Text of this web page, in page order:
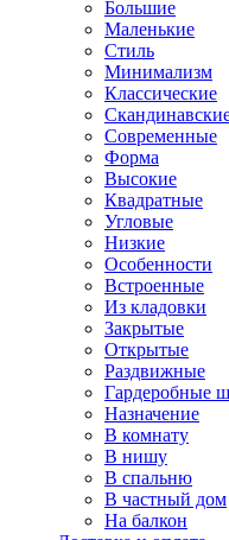
Большие
Маленькие
Стиль
Минимализм
Классические
Современные
Форма
Высокие
Квадратные
Угловые
Низкие
Особенности
Встроенные
Из кладовки
Закрытые
Открытые
Раздвижные
Гардеробные
Назначение
В комнату
В нишу
В спальню
В частный дом
На балкон